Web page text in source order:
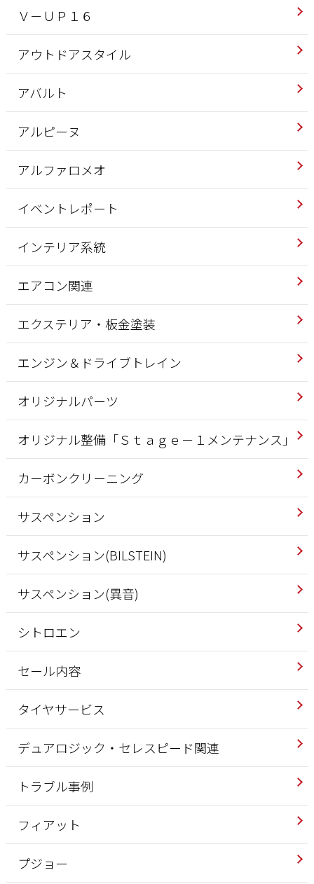
Ｖ－ＵＰ１６
アウトドアスタイル
アバルト
アルピーヌ
アルファロメオ
イベントレポート
インテリア系統
エアコン関連
エクステリア・板金塗装
エンジン＆ドライブトレイン
オリジナルパーツ
オリジナル整備「Ｓｔａｇｅ－１メンテナンス」
カーボンクリーニング
サスペンション
サスペンション(BILSTEIN)
サスペンション(異音)
シトロエン
セール内容
タイヤサービス
デュアロジック・セレスピード関連
トラブル事例
フィアット
プジョー